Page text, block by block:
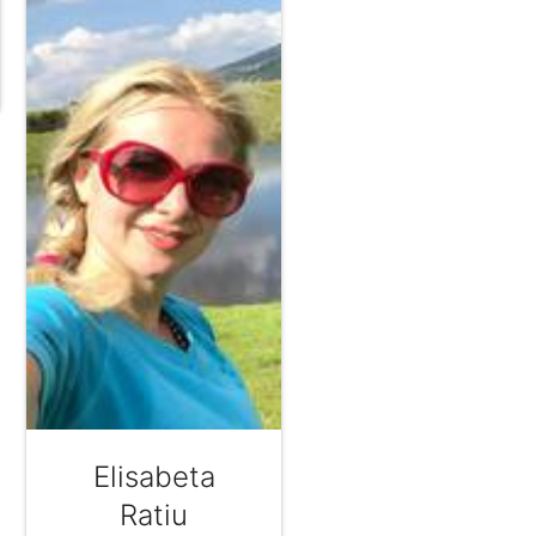
Elisabeta
Ratiu